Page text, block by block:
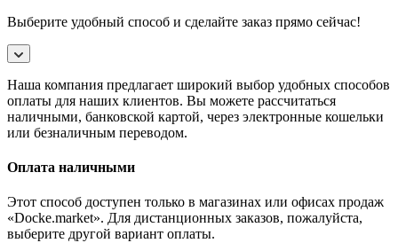
Выберите удобный способ и сделайте заказ прямо сейчас!
Наша компания предлагает широкий выбор удобных способов
оплаты для наших клиентов. Вы можете рассчитаться
наличными, банковской картой, через электронные кошельки
или безналичным переводом.
Оплата наличными
Этот способ доступен только в магазинах или офисах продаж
«Docke.market». Для дистанционных заказов, пожалуйста,
выберите другой вариант оплаты.